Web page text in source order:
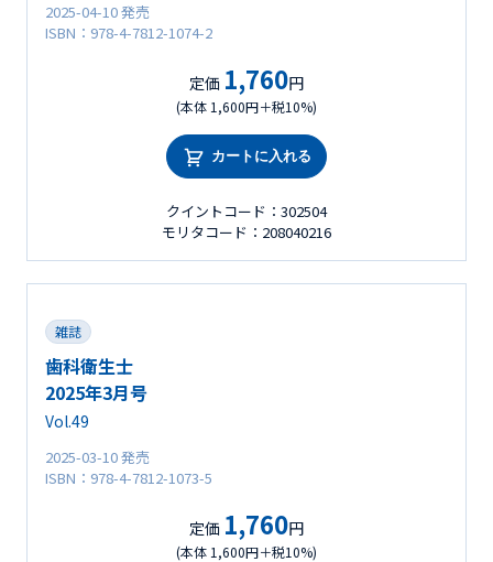
2025-04-10 発売
ISBN：978-4-7812-1074-2
定価 1,760円
(本体 1,600円＋税10%)
カートに入れる
クイントコード：302504
モリタコード：208040216
雑誌
歯科衛生士
2025年3月号
Vol.49
2025-03-10 発売
ISBN：978-4-7812-1073-5
定価 1,760円
(本体 1,600円＋税10%)